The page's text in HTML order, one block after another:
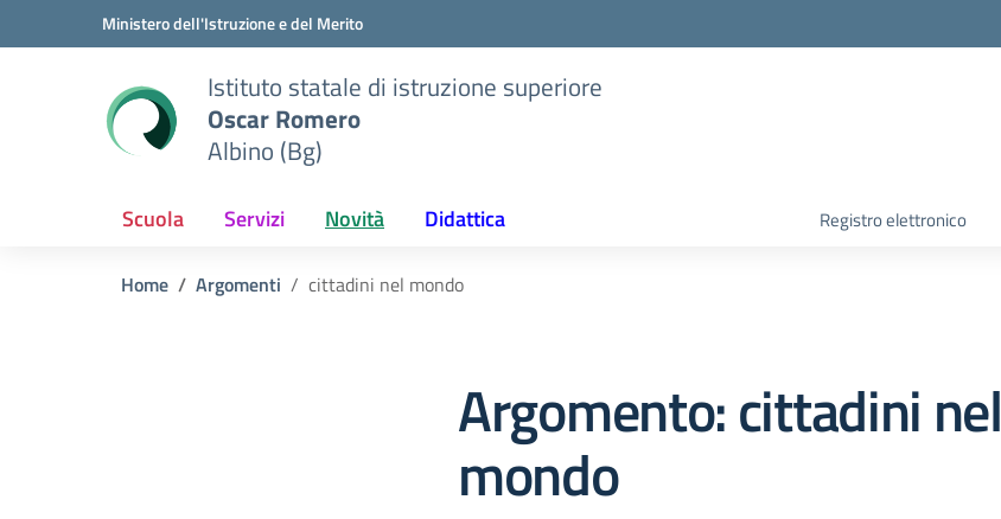
Vai ai contenuti
Vai al menu di navigazioneMinistero dell'Istruzione e del Merito
Istituto statale di istruzione superiore
Oscar Romero
Albino (Bg)
Scuola Servizi Novità Didattica Registro elettronico
Home Argomenti cittadini nel mondo
Argomento: cittadini nel
mondo